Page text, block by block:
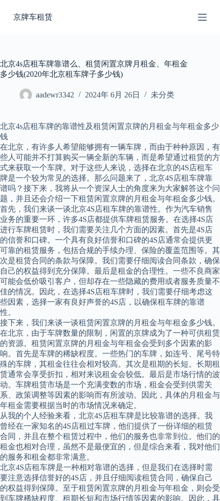
过
京牌车租赁
北京4s店租车牌靠谱么、租赁闲置京牌月租金、年租金
多少钱(2020年北京租车牌子多少钱)
aadewr3342 2024年 6月 26日 未分类
北京4s店租车牌的靠谱性及租赁闲置京牌的月租金与年租金多少
钱
在北京，有许多人希望能够拥有一辆车牌，而由于种种原因，有
些人可能并不打算购买一辆全新的车辆，而是希望通过租赁的方
式来获取一个车牌。对于这些人来说，选择在北京的4S店租车
牌是一个较为常见的选择。那么问题来了，北京4S店租车牌靠
谱吗？接下来，我将从一个资深人士的角度来为大家解答这个问
题，并且还会介绍一下租赁闲置京牌的月租金与年租金多少钱。
首先，我们来谈一谈北京4S店租车牌的靠谱性。作为汽车销售
业务的重要一环，许多4S店都提供车牌租赁服务。在选择4S店
进行车牌租赁时，我们需要关注几个方面的因素。首先是4S店
的信誉和口碑。一个具有良好信誉和口碑的4S店通常会提供更
可靠的租赁服务，包括合规的手续办理、保险的覆盖范围等。其
次是租赁合同的条款与保障。我们需要仔细阅读合同条款，确保
自己的权益得到充分保障。最后是租金的合理性。一些不良商家
可能会低价吸引客户，但却存在一些隐藏的费用或者服务质量不
佳的情况。因此，在选择4S店租车牌时，我们需要仔细考虑这
些因素，选择一家有良好声誉的4S店，以确保租车牌的靠谱
性。
接下来，我们来谈一谈租赁闲置京牌的月租金与年租金多少钱。
在北京，由于车牌数量的限制，闲置的京牌成为了一种可供租赁
的资源。租赁闲置京牌的月租金与年租金会受到多个因素的影
响。首先是车牌的稀缺程度。一些热门的车牌，如连号、尾号特
殊的车牌，其租金往往会相对较高。其次是租期的长短。长期租
赁通常会享受折扣，相对来说租金会较低。最后是市场行情的波
动。车牌租赁市场是一个充满变数的市场，租金会受到供需关
系、政策调整等因素的影响而有所波动。因此，具体的月租金与
年租金需要根据当时的市场情况来确定。
从我的个人经验来看，北京4S店租车牌是比较靠谱的选择。我
曾经在一家知名的4S店租过车牌，他们提供了一份详细的租赁
合同，并且在整个租赁过程中，他们的服务也非常到位。他们的
租金也相对合理，虽然不是最便宜的，但是综合来看，我对他们
的服务和租金都非常满意。
北京4S店租车牌是一种相对靠谱的选择，但是我们在选择时需
要注意选择信誉好的4S店，并且仔细阅读租赁合同，确保自己
的权益得到保障。至于租赁闲置京牌的月租金与年租金，则会受
到车牌稀缺程度、租期长短和市场行情等因素的影响。因此，具